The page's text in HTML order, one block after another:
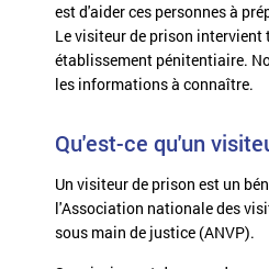
est d'aider ces personnes à
Le visiteur de prison intervient
établissement pénitentiaire.
les informations à connaître.
Qu'est-ce qu'un
Un visiteur de prison est un
l'Association nationale des
sous main de justice (ANVP).